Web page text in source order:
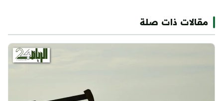
مقالات ذات صلة